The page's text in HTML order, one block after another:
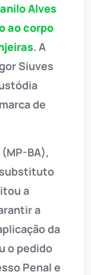
Alves
ao corpo
. A
Siuves
de
(MP-BA),
a
a
da
o pedido
Penal e